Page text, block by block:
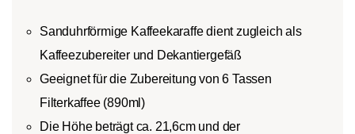
Sanduhrförmige Kaffeekaraffe dient zugleich als
Kaffeezubereiter und Dekantiergefäß
Geeignet für die Zubereitung von 6 Tassen
Filterkaffee (890ml)
Die Höhe beträgt ca. 21,6cm und der